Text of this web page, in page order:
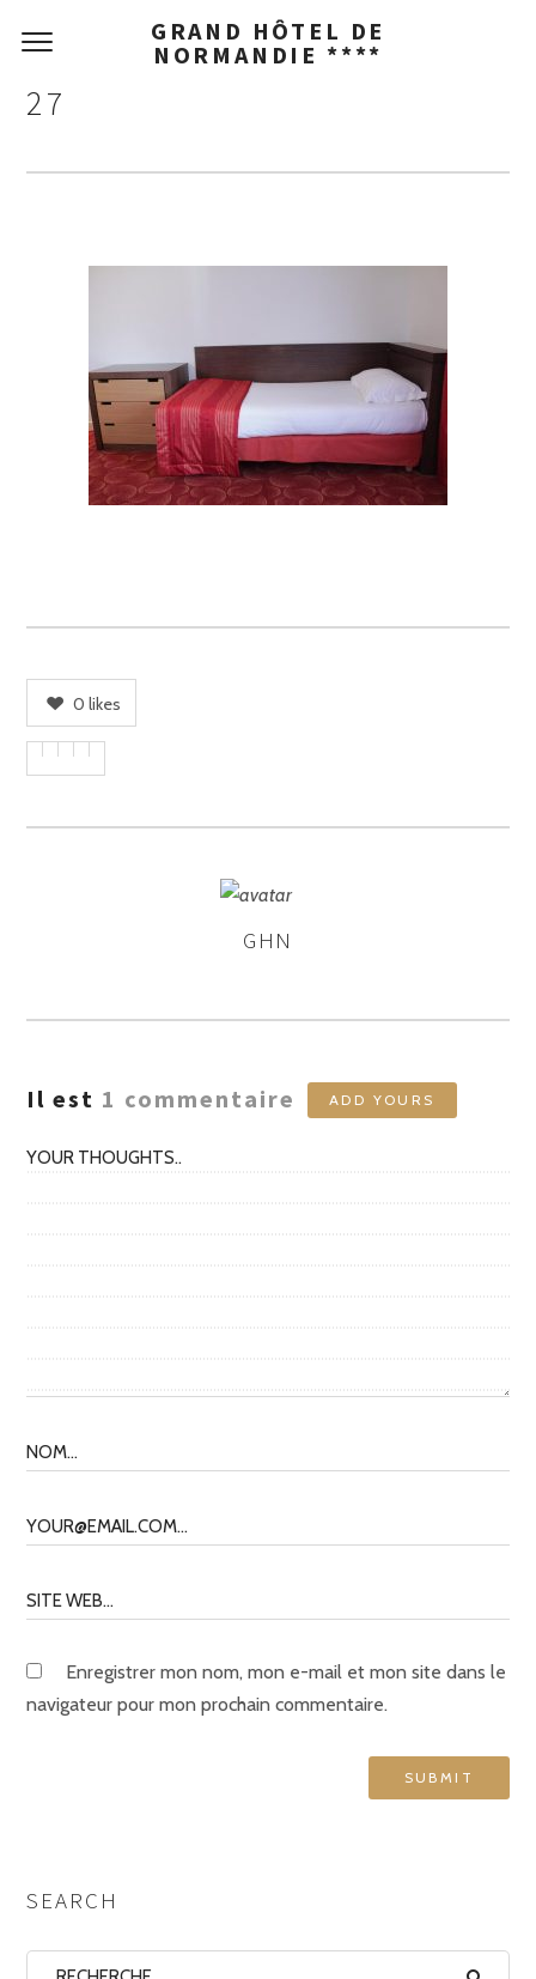
GRAND HÔTEL DE
NORMANDIE ****
27
0 likes
AUTEURS
GHN
Il est 1 commentaire ADD YOURS
Enregistrer mon nom, mon e-mail et mon site dans le
navigateur pour mon prochain commentaire.
SEARCH